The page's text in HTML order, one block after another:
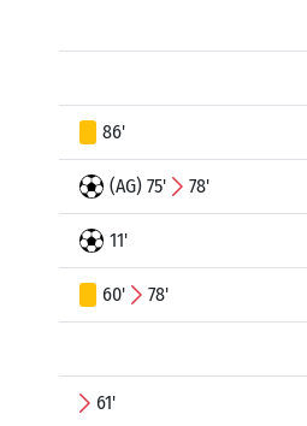
86'
(AG) 75' 78'
11'
60' 78'
61'